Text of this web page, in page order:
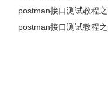
postman接口测试教程
postman接口测试教程